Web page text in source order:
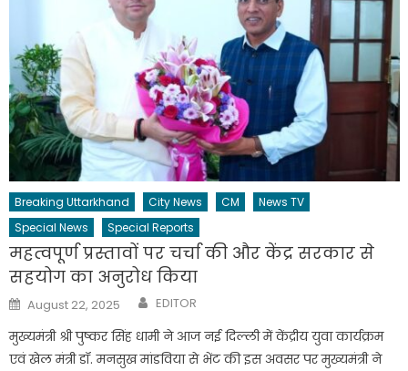
Breaking Uttarkhand City News CM
News TV
Special News
Special Reports
महत्वपूर्ण प्रस्तावों पर चर्चा की और केंद्र सरकार से
सहयोग का अनुरोध किया
Posted
on
August 22, 2025 Author
EDITOR
मुख्यमंत्री श्री पुष्कर सिंह धामी ने आज नई दिल्ली में केंद्रीय युवा कार्यक्रम
एवं खेल मंत्री डॉ. मनसुख मांडविया से भेंट की इस अवसर पर मुख्यमंत्री ने